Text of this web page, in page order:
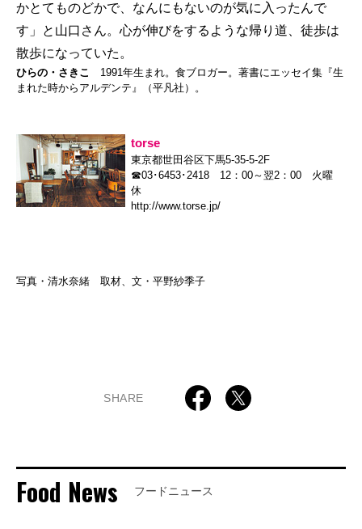
かとてものどかで、なんにもないのが気に入ったんで
す」と山口さん。心が伸びをするような帰り道、徒歩は
散歩になっていた。
ひらの・さきこ
1991年生まれ。食ブロガー。著書にエッセイ集『生
まれた時からアルデンテ』（平凡社）。
torse
東京都世田谷区下馬5-35-5-2F
☎03･6453･2418 12：00～翌2：00 火曜
休
http://www.torse.jp/
写真・清水奈緒 取材、文・平野紗季子
SHARE
Food News フードニュース